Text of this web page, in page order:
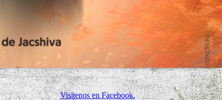
Visítenos en Facebook.